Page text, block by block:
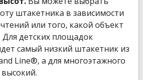
штакетника в зависимости
или того, какой объект
Для детских площадок
самый низкий штакетник из
Line®, а для многоэтажного